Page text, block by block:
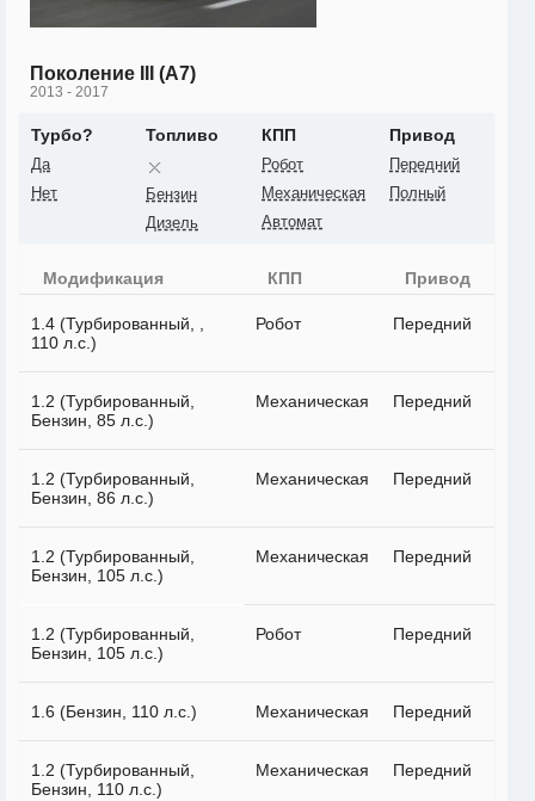
Поколение III (A7)
2013 - 2017
Турбо?
Да
Нет
Топливо
Бензин
Дизель
КПП
Робот
Механическая
Автомат
Привод
Передний
Полный
Модификация КПП Привод
1.4 (Турбированный, ,
110 л.с.)
Робот Передний
1.2 (Турбированный,
Бензин, 85 л.с.)
Механическая Передний
1.2 (Турбированный,
Бензин, 86 л.с.)
Механическая Передний
1.2 (Турбированный,
Бензин, 105 л.с.)
Механическая Передний
1.2 (Турбированный,
Бензин, 105 л.с.)
Робот Передний
1.6 (Бензин, 110 л.с.) Механическая Передний
1.2 (Турбированный,
Бензин, 110 л.с.)
Механическая Передний